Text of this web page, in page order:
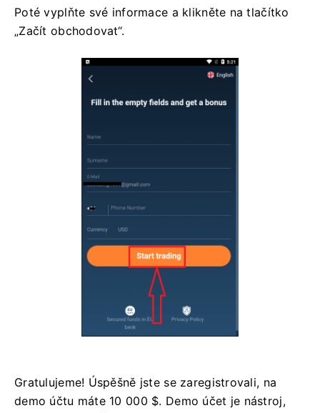
Poté vyplňte své informace a klikněte na tlačítko
„Začít obchodovat“.
Gratulujeme! Úspěšně jste se zaregistrovali, na
demo účtu máte 10 000 $. Demo účet je nástroj,